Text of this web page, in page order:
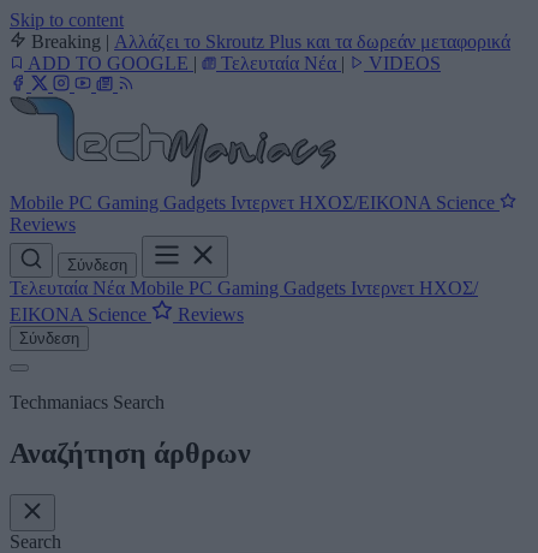
Skip to content
Breaking | Αλλάζει το Skroutz Plus και τα δωρεάν μεταφορικά
ADD TO GOOGLE | Τελευταία Νέα | VIDEOS
Mobile PC Gaming Gadgets Ιντερνετ ΗΧΟΣ/ΕΙΚΟΝΑ Science
Reviews
Σύνδεση
Τελευταία Νέα Mobile PC Gaming Gadgets Ιντερνετ ΗΧΟΣ/
ΕΙΚΟΝΑ Science Reviews
Σύνδεση
Techmaniacs Search
Αναζήτηση άρθρων
Search